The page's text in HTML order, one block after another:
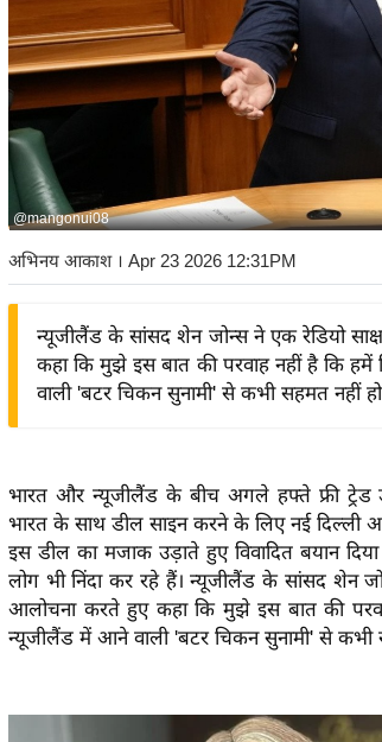
@mangonui08
अभिनय आकाश। Apr 23 2026 12:31PM
न्यूजीलैंड के सांसद शेन जोन्स ने एक रेडियो
कहा कि मुझे इस बात की परवाह नहीं है कि
वाली 'बटर चिकन सुनामी' से कभी सहमत नहीं
भारत और न्यूजीलैंड के बीच अगले हफ्ते फ्री ट्रेड
भारत के साथ डील साइन करने के लिए नई दिल्ली
इस डील का मजाक उड़ाते हुए विवादित बयान
लोग भी निंदा कर रहे हैं। न्यूजीलैंड के सांसद शेन
आलोचना करते हुए कहा कि मुझे इस बात की
न्यूजीलैंड में आने वाली 'बटर चिकन सुनामी' से कभी